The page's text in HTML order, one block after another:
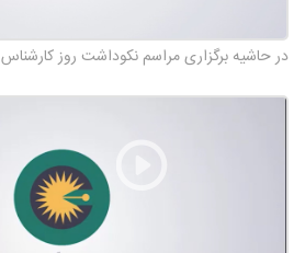
در حاشیه برگزاری مراسم نکوداشت روز کارشناس ۱۴۰۳